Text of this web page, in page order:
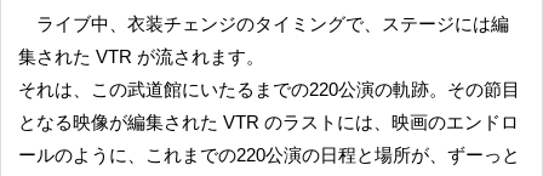
ライブ中、衣装チェンジのタイミングで、ステージには編
集された VTR が流されます。
それは、この武道館にいたるまでの220公演の軌跡。その節目
となる映像が編集された VTR のラストには、映画のエンドロ
ールのように、これまでの220公演の日程と場所が、ずーっと